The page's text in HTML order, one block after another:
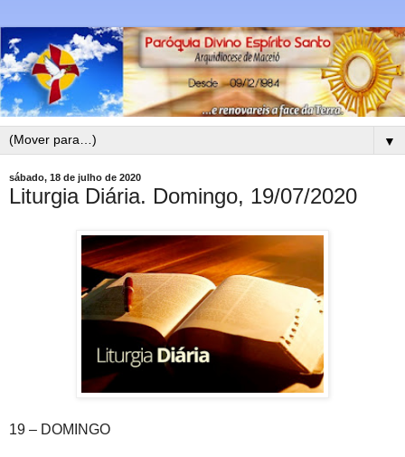
▼
sábado, 18 de julho de 2020
Liturgia Diária. Domingo, 19/07/2020
19 – DOMINGO